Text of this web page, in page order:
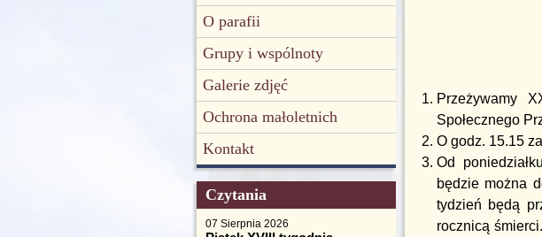
O parafii
Grupy i wspólnoty
Galerie zdjęć
Ochrona małoletnich
Kontakt
Czytania
07 Sierpnia 2026
Przeżywamy
Społecznego
O godz. 15.15
Od
będzie można
tydzień będą
rocznicą